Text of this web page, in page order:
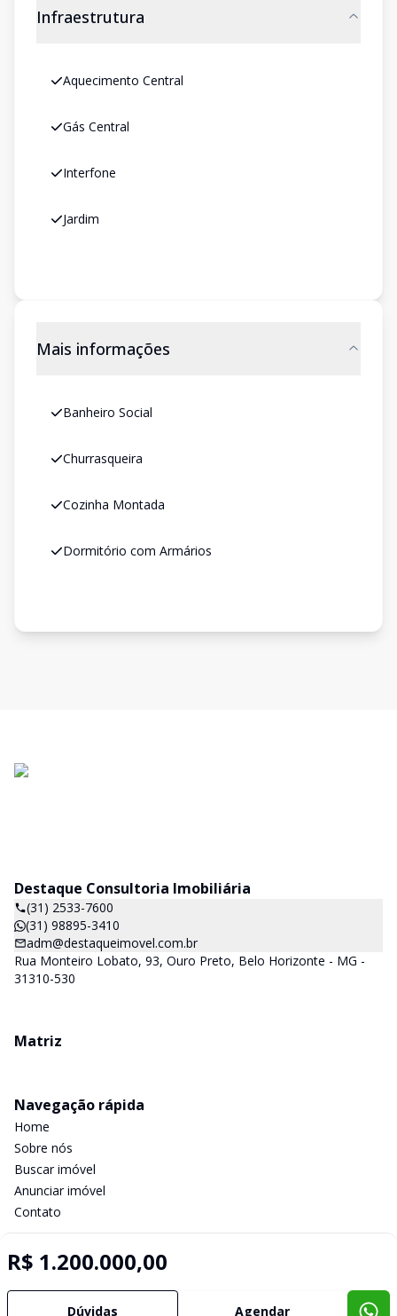
Infraestrutura
Aquecimento Central
Gás Central
Interfone
Jardim
Mais informações
Banheiro Social
Churrasqueira
Cozinha Montada
Dormitório com Armários
R$ 1.200.000,00
Dúvidas Agendar
Destaque Consultoria Imobiliária
(31) 2533-7600
(31) 98895-3410
adm@destaqueimovel.com.br
Rua Monteiro Lobato, 93, Ouro Preto, Belo Horizonte - MG -
31310-530
Matriz
Navegação rápida
Home
Sobre nós
Buscar imóvel
Anunciar imóvel
Contato
Selo de Tecnologia Loft